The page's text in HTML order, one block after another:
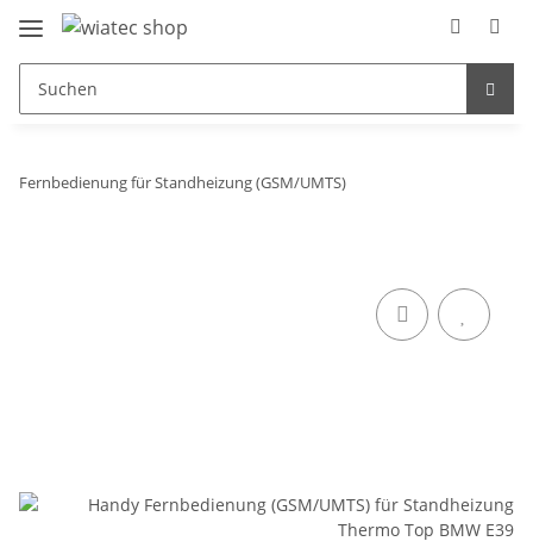
Fernbedienung für Standheizung (GSM/UMTS)